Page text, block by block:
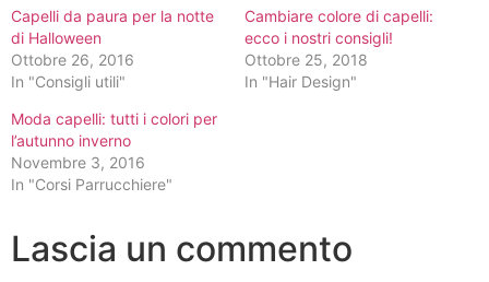
Capelli da paura per la notte
di Halloween
Ottobre 26, 2016
In "Consigli utili"
Cambiare colore di capelli:
ecco i nostri consigli!
Ottobre 25, 2018
In "Hair Design"
Moda capelli: tutti i colori per
l’autunno inverno
Novembre 3, 2016
In "Corsi Parrucchiere"
Lascia un commento